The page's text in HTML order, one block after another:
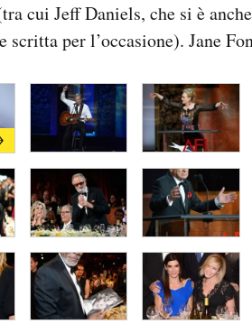
cui Jeff Daniels, che si è
scritta per l’occasione). Jane